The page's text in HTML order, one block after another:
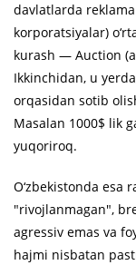
davlatlarda
korporatsiyalar)
kurash — Auction
Ikkinchidan, u
orqasidan sotib
Masalan 1000$ lik
yuqoriroq.
O‘zbekistonda esa
"rivojlanmagan",
agressiv emas va
hajmi nisbatan